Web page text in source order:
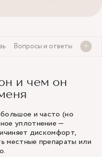
Вопросы и ответы
и чем он
и часто (но
уплотнение —
дискомфорт,
местные препараты или